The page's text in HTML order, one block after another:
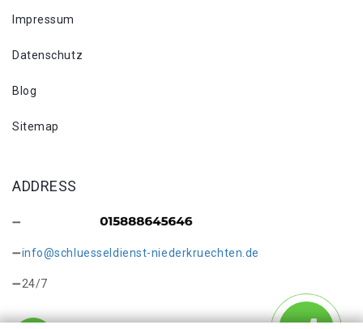
Impressum
Datenschutz
Blog
Sitemap
ADDRESS
info@schluesseldienst-niederkruechten.de
24/7